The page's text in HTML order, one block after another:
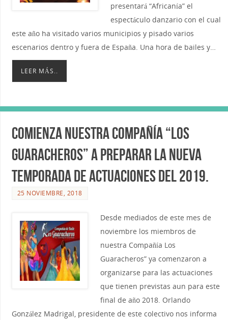
presentará “Africanía” el
espectáculo danzario con el cual
este año ha visitado varios municipios y pisado varios
escenarios dentro y fuera de España. Una hora de bailes y…
LEER MÁS..
Comienza nuestra Compañía “Los
Guaracheros” a preparar la nueva
temporada de actuaciones del 2019.
25 NOVIEMBRE, 2018
Desde mediados de este mes de
noviembre los miembros de
nuestra Compañía Los
Guaracheros” ya comenzaron a
organizarse para las actuaciones
que tienen previstas aun para este
final de año 2018. Orlando
González Madrigal, presidente de este colectivo nos informa